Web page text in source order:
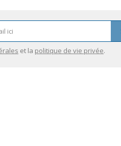
et la politique de vie privée.